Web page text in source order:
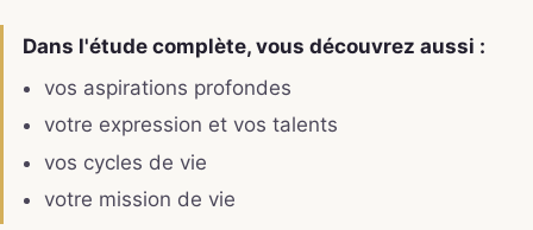
Dans l'étude complète, vous découvrez aussi :
vos aspirations profondes
votre expression et vos talents
vos cycles de vie
votre mission de vie